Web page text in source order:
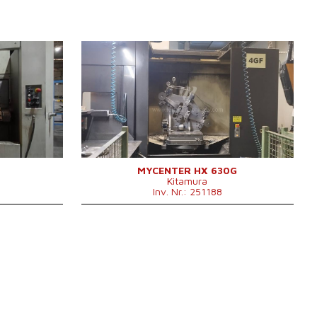
Baujahr:
2017
Kontrollsystem
ja
Steuerung Kitamura
Arumatik-Mi
Aufspanntischfläche
630x630 mm
X Weg
1100 mm
Y Weg
920 mm
Z Weg
1050 mm
Spindeldrehzahl
35 - 12000
/min.
Anzahl der Achsen
4
Spindelkegel
SK - 50 BIG + .
MYCENTER HX 630G
Kitamura
Inv. Nr.: 251188